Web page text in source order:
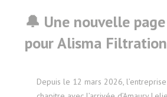
🔔 Une nouvelle page
pour Alisma
Depuis le 12 mars 2026,